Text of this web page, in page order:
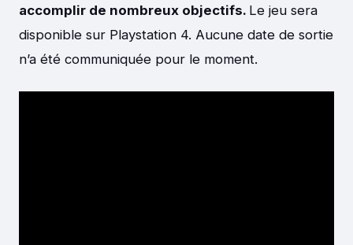
accomplir de nombreux objectifs. Le jeu sera
disponible sur Playstation 4. Aucune date de sortie
n’a été communiquée pour le moment.